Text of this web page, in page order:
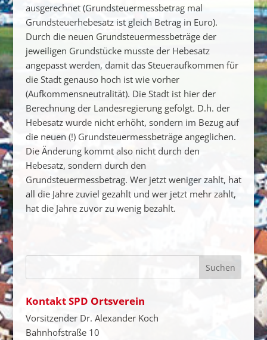
ausgerechnet (Grundsteuermessbetrag mal
Grundsteuerhebesatz ist gleich Betrag in Euro).
Durch die neuen Grundsteuermessbeträge der
jeweiligen Grundstücke musste der Hebesatz
angepasst werden, damit das Steueraufkommen für
die Stadt genauso hoch ist wie vorher
(Aufkommensneutralität). Die Stadt ist hier der
Berechnung der Landesregierung gefolgt. D.h. der
Hebesatz wurde nicht erhöht, sondern im Bezug auf
die neuen (!) Grundsteuermessbeträge angeglichen.
Die Änderung kommt also nicht durch den
Hebesatz, sondern durch den
Grundsteuermessbetrag. Wer jetzt weniger zahlt, hat
all die Jahre zuviel gezahlt und wer jetzt mehr zahlt,
hat die Jahre zuvor zu wenig bezahlt.
Kontakt SPD Ortsverein
Vorsitzender Dr. Alexander Koch
Bahnhofstraße 10